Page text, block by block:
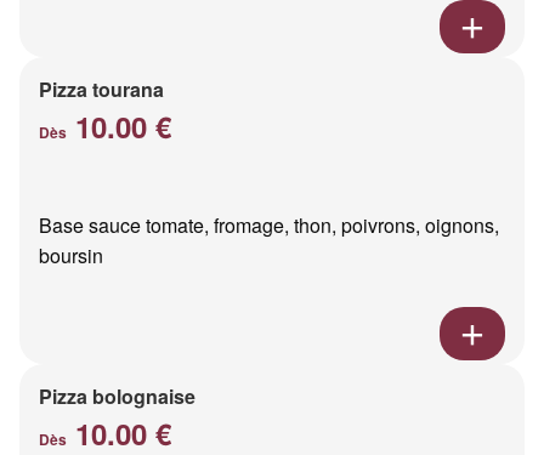
Pizza tourana
Dès 10.00 €
Base sauce tomate, fromage, thon, poivrons, oignons,
boursin
Pizza bolognaise
Dès 10.00 €